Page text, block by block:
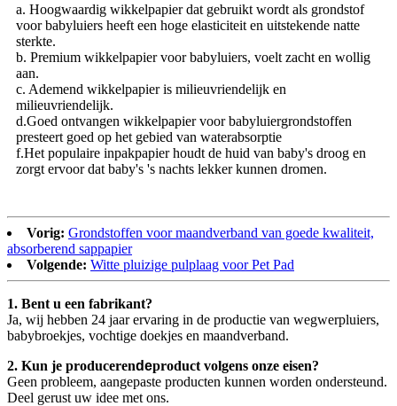
a. Hoogwaardig wikkelpapier dat gebruikt wordt als grondstof
voor babyluiers heeft een hoge elasticiteit en uitstekende natte
sterkte.
b. Premium wikkelpapier voor babyluiers, voelt zacht en wollig
aan.
c. Ademend wikkelpapier is milieuvriendelijk en
milieuvriendelijk.
d.Goed ontvangen wikkelpapier voor babyluiergrondstoffen
presteert goed op het gebied van waterabsorptie
f.Het populaire inpakpapier houdt de huid van baby's droog en
zorgt ervoor dat baby's 's nachts lekker kunnen dromen.
Vorig: Grondstoffen voor maandverband van goede kwaliteit,
absorberend sappapier
Volgende: Witte pluizige pulplaag voor Pet Pad
1. Bent u een fabrikant?
Ja, wij hebben 24 jaar ervaring in de productie van wegwerpluiers,
babybroekjes, vochtige doekjes en maandverband.
2. Kun je producerendeproduct volgens onze eisen?
Geen probleem, aangepaste producten kunnen worden ondersteund.
Deel gerust uw idee met ons.